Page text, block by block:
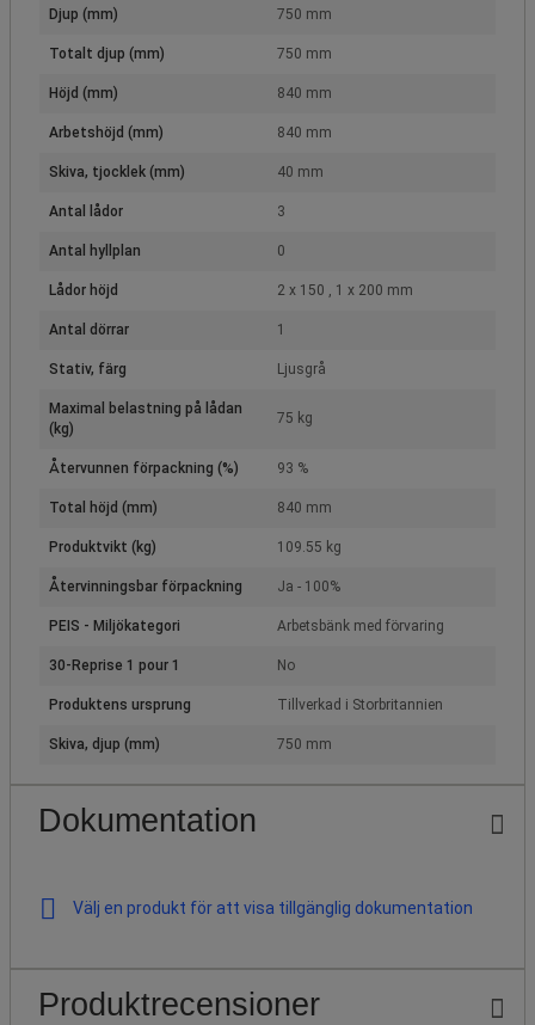
Djup (mm) 750 mm
Totalt djup (mm) 750 mm
Höjd (mm) 840 mm
Arbetshöjd (mm) 840 mm
Skiva, tjocklek (mm) 40 mm
Antal lådor 3
Antal hyllplan 0
Lådor höjd 2 x 150 , 1 x 200 mm
Antal dörrar 1
Stativ, färg Ljusgrå
Maximal belastning på lådan
(kg)
75 kg
Återvunnen förpackning (%) 93 %
Total höjd (mm) 840 mm
Produktvikt (kg) 109.55 kg
Återvinningsbar förpackning Ja - 100%
PEIS - Miljökategori Arbetsbänk med förvaring
30-Reprise 1 pour 1 No
Produktens ursprung Tillverkad i Storbritannien
Skiva, djup (mm) 750 mm
Dokumentation
Välj en produkt för att visa tillgänglig dokumentation
Produktrecensioner